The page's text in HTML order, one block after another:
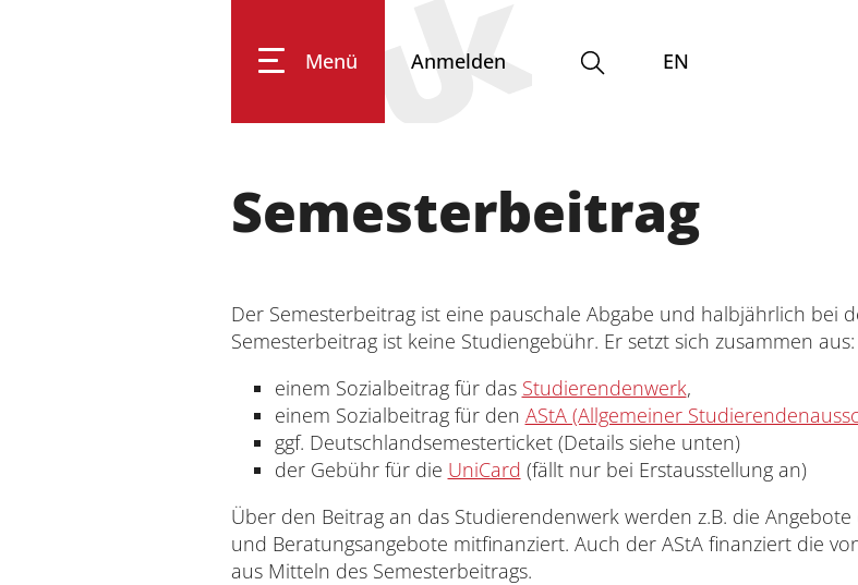
Menü
Forschung
Studium
Transfer
Universität
Zentrale
Interdisziplinäres Forschungs-,
Graduiertenförderungs- und
Personalentwicklungszentrum
Interdisziplinäres Karriere-
Studienzentrum
Interdisziplinäres Zentrum
Anmelden EN
Semesterbeitrag
Der Semesterbeitrag ist eine pauschale Abgabe und halbjährlich bei
Semesterbeitrag ist keine Studiengebühr. Er setzt sich zusammen aus:
einem Sozialbeitrag für das Studierendenwerk,
einem Sozialbeitrag für den AStA (Allgemeiner
ggf. Deutschlandsemesterticket (Details siehe unten)
der Gebühr für die UniCard (fällt nur bei Erstausstellung an)
Über den Beitrag an das Studierendenwerk werden z.B. die
und Beratungsangebote mitfinanziert. Auch der AStA finanziert die
aus Mitteln des Semesterbeitrags.